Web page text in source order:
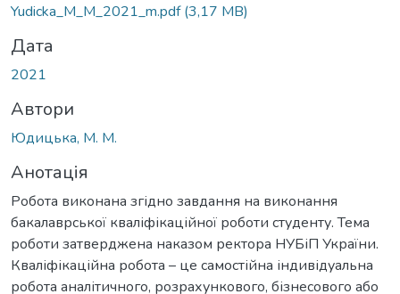
Yudicka_M_M_2021_m.pdf(3,17 MB)
Дата
2021
Автори
Юдицька, М. М.
Анотація
Робота виконана згідно завдання на виконання
бакалаврської кваліфікаційної роботи студенту. Тема
роботи затверджена наказом ректора НУБіП України.
Кваліфікаційна робота – це самостійна індивідуальна
робота аналітичного, розрахункового, бізнесового або